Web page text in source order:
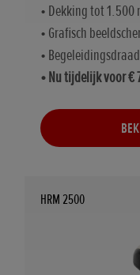
• Dekking tot 1.500
• Grafisch
•
• Nu tijdelijk voor €
HRM 2500